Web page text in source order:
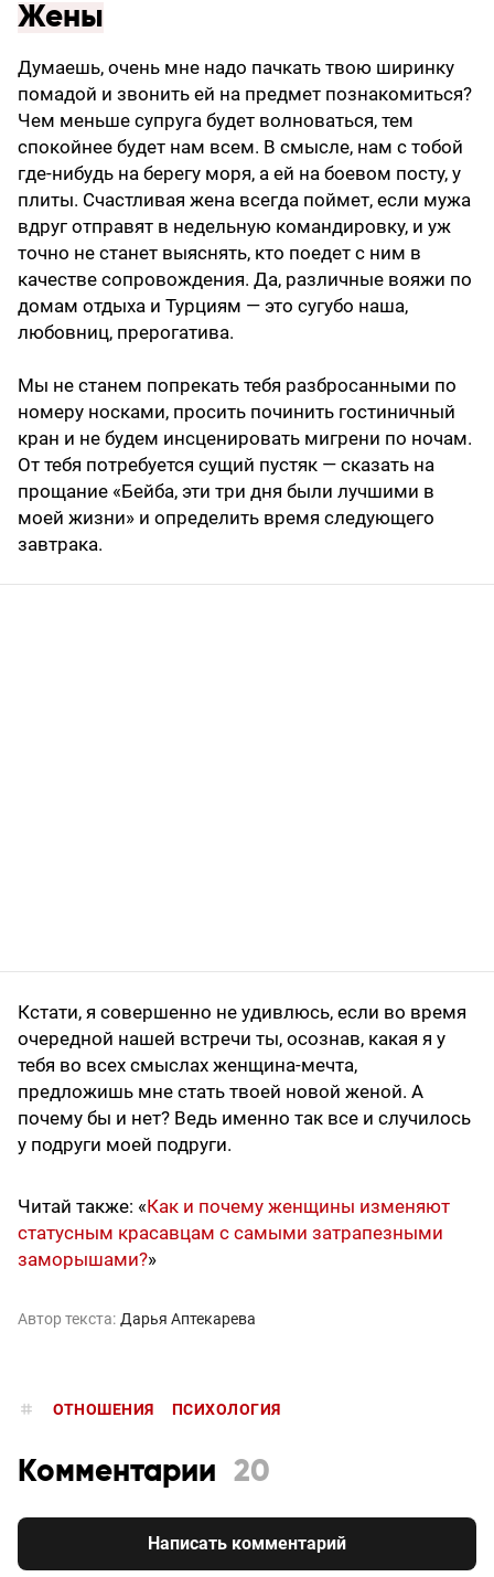
Жены
Думаешь, очень мне надо пачкать твою ширинку
помадой и звонить ей на предмет познакомиться?
Чем меньше супруга будет волноваться, тем
спокойнее будет нам всем. В смысле, нам с тобой
где-нибудь на берегу моря, а ей на боевом посту, у
плиты. Счастливая жена всегда поймет, если мужа
вдруг отправят в недельную командировку, и уж
точно не станет выяснять, кто поедет с ним в
качестве сопровождения. Да, различные вояжи по
домам отдыха и Турциям — это сугубо наша,
любовниц, прерогатива.
Мы не станем попрекать тебя разбросанными по
номеру носками, просить починить гостиничный
кран и не будем инсценировать мигрени по ночам.
От тебя потребуется сущий пустяк — сказать на
прощание «Бейба, эти три дня были лучшими в
моей жизни» и определить время следующего
завтрака.
Кстати, я совершенно не удивлюсь, если во время
очередной нашей встречи ты, осознав, какая я у
тебя во всех смыслах женщина-мечта,
предложишь мне стать твоей новой женой. А
почему бы и нет? Ведь именно так все и случилось
у подруги моей подруги.
Читай также: «Как и почему женщины изменяют
статусным красавцам с самыми затрапезными
заморышами?»
Автор текста: Дарья Аптекарева
ОТНОШЕНИЯ ПСИХОЛОГИЯ
Комментарии 20
Написать комментарий